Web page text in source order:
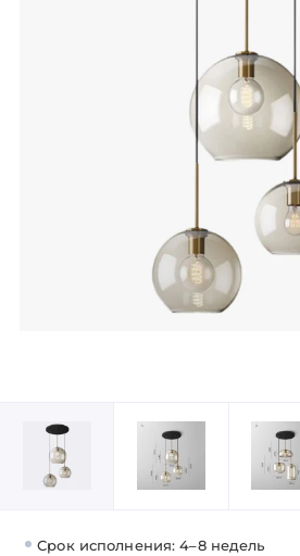
Срок исполнения: 4–8 недель